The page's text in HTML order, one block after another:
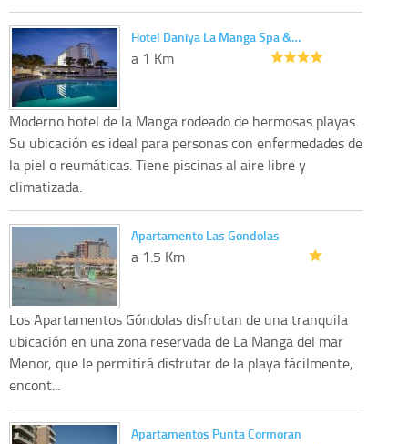
Hotel Daniya La Manga Spa &…
a 1 Km
Moderno hotel de la Manga rodeado de hermosas playas.
Su ubicación es ideal para personas con enfermedades de
la piel o reumáticas. Tiene piscinas al aire libre y
climatizada.
Apartamento Las Gondolas
a 1.5 Km
Los Apartamentos Góndolas disfrutan de una tranquila
ubicación en una zona reservada de La Manga del mar
Menor, que le permitirá disfrutar de la playa fácilmente,
encont...
Apartamentos Punta Cormoran